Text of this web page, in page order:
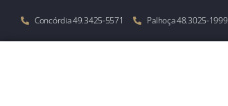
Concórdia 49.3425-5571 Palhoça 48.3025-1999